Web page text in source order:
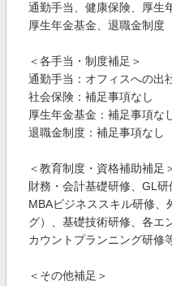
通勤手当、健康保険、厚生
厚生年金基金、退職金制度
＜各手当・制度補足＞
通勤手当：オフィスへの出
社会保険：補足事項なし
厚生年金基金：補足事項な
退職金制度：補足事項なし
＜教育制度・資格補助補足
財務・会計基礎研修、GL研
MBAビジネススキル研修、
グ）、基礎技術研修、各エ
カウントプランニング研修
＜その他補足＞